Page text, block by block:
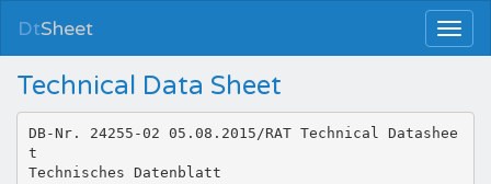
DtSheet
Technical Data Sheet
DB-Nr. 24255-02 05.08.2015/RAT Technical Datashee
t
Technisches Datenblatt